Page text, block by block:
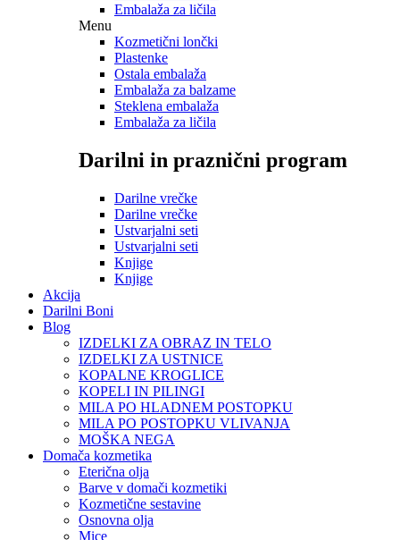
Embalaža za ličila
Menu
Kozmetični lončki
Plastenke
Ostala embalaža
Embalaža za balzame
Steklena embalaža
Embalaža za ličila
Darilni in praznični program
Darilne vrečke
Darilne vrečke
Ustvarjalni seti
Ustvarjalni seti
Knjige
Knjige
Akcija
Darilni Boni
Blog
IZDELKI ZA OBRAZ IN TELO
IZDELKI ZA USTNICE
KOPALNE KROGLICE
KOPELI IN PILINGI
MILA PO HLADNEM POSTOPKU
MILA PO POSTOPKU VLIVANJA
MOŠKA NEGA
Domača kozmetika
Eterična olja
Barve v domači kozmetiki
Kozmetične sestavine
Osnovna olja
Mice